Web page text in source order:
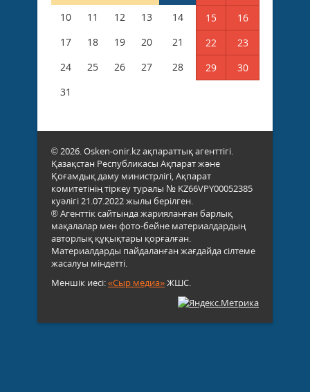
10
11 12 13 14 15
16
17
18 19 20 21 22
23
24
25 26 27 28 29
30
31
© 2026. Osken-onir.kz ақпараттық агенттігі.
Қазақстан Республикасы Ақпарат және
Қоғамдық даму министрлігі, Ақпарат
комитетінің тіркеу туралы № KZ66VPY00052385
куәлігі 21.07.2022 жылы берілген.
® Агенттік сайтында жарияланған барлық
мақалалар мен фото-бейне материалдардың
авторлық құқықтары қорғалған.
Материалдарды пайдаланған жағдайда сілтеме
жасалуы міндетті.
Меншік иесі:«Сыр медиа»ЖШС.